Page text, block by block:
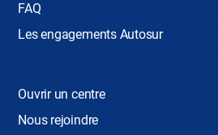
FAQ
Les engagements Autosur
Ouvrir un centre
Nous rejoindre